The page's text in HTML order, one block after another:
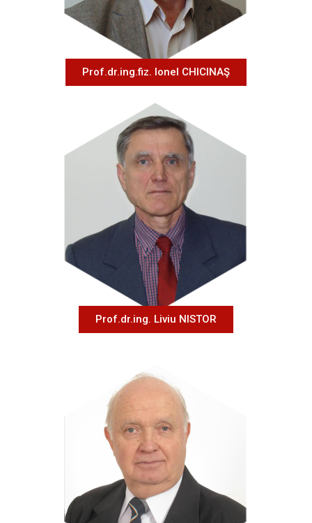
Prof.dr.ing.fiz. Ionel CHICINAŞ
Prof.dr.ing. Liviu NISTOR